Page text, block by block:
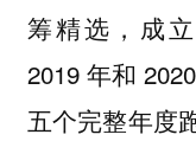
筹精选，成
2019 年和
五个完整年度